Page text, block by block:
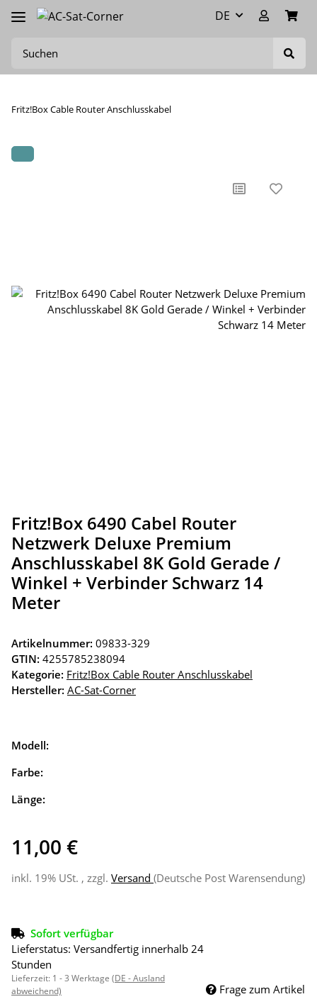
DE
Fritz!Box Cable Router Anschlusskabel
Fritz!Box 6490 Cabel Router
Netzwerk Deluxe Premium
Anschlusskabel 8K Gold Gerade /
Winkel + Verbinder Schwarz 14
Meter
Artikelnummer: 09833-329
GTIN: 4255785238094
Kategorie: Fritz!Box Cable Router Anschlusskabel
Hersteller: AC-Sat-Corner
Modell:
Farbe:
Länge:
11,00 €
inkl. 19% USt. , zzgl. Versand (Deutsche Post Warensendung)
Sofort verfügbar
Lieferstatus: Versandfertig innerhalb 24
Stunden
Lieferzeit: 1 - 3 Werktage (DE - Ausland
abweichend)
Frage zum Artikel